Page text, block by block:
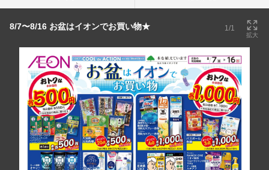
8/7〜8/16 お盆はイオンでお買い物★ 1/1
拡大